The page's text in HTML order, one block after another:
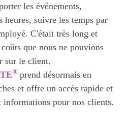
les événements,
heures, suivre les temps par
C'était très long et
que nous ne pouvions
sur le client.
® prend désormais en
et offre un accès rapide et
informations pour nos clients.